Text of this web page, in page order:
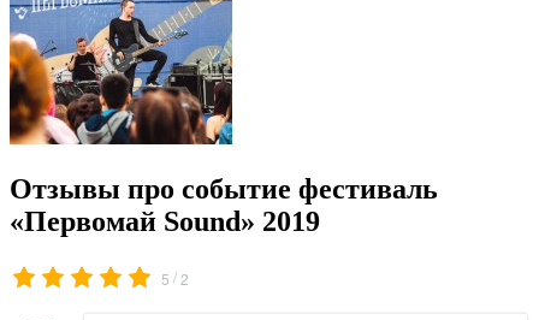
Отзывы про событие фестиваль
«Первомай Sound» 2019
5 /2